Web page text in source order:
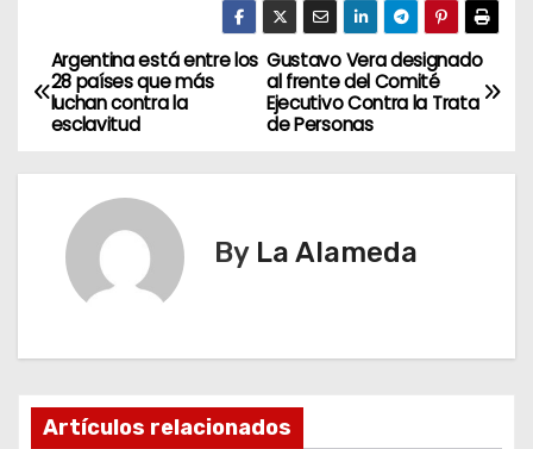
N
a
v
c
Gustavo Vera designado
al frente del Comité
Ejecutivo Contra la Trata
de Personas
Argentina está entre los
28 países que más
luchan contra la
esclavitud
By La Alameda
Artículos relacionados